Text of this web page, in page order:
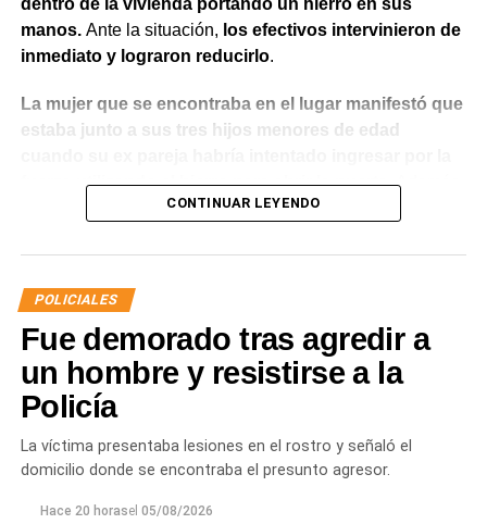
manos. Ante la situación, los efectivos intervinieron de
inmediato y lograron reducirlo.
La mujer que se encontraba en el lugar manifestó que
estaba junto a sus tres hijos menores de edad
fuerza utilizando el hierro para abrir la puerta.Además,
indicó que meses atrás había radicado una denuncia
de acercamiento vigente, aunque en ese momento no
contaba con la documentación que acreditara la medida
judicial.
Luego de controlar la situación, el personal policial dio
intervención al Gabinete de Criminalística para realizar
las diligencias correspondientes en la vivienda. También
se informó lo ocurrido a la autoridad judicial interviniente,
que dispuso las medidas a seguir.
Finalmente,el hombre quedó detenido en el marco de
CONTINUAR LEYENDO
POLICIALES
Fue demorado tras agredir a
un hombre y resistirse a la
Policía
La víctima presentaba lesiones en el rostro y señaló el
domicilio donde se encontraba el presunto agresor.
Hace 20 horasel 05/08/2026